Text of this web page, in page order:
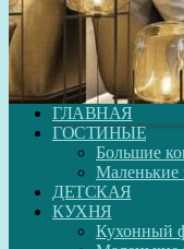
ГЛАВНАЯ
ГОСТИНЫЕ
Большие
Маленькие
ДЕТСКАЯ
КУХНЯ
Кухонный